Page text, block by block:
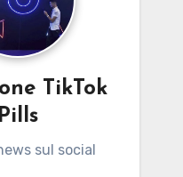
TikTok
Pills
sul social